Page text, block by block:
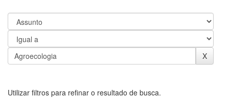
Utilizar filtros para refinar o resultado de busca.